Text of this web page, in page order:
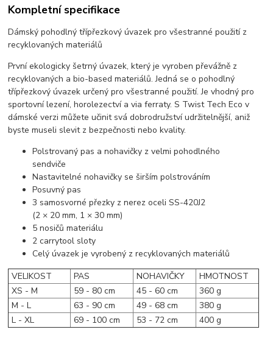
Kompletní specifikace
Dámský pohodlný třípřezkový úvazek pro všestranné použití z
recyklovaných materiálů
První ekologicky šetrný úvazek, který je vyroben převážně z
recyklovaných a bio-based materiálů. Jedná se o pohodlný
třípřezkový úvazek určený pro všestranné použití. Je vhodný pro
sportovní lezení, horolezectví a via ferraty. S Twist Tech Eco v
dámské verzi můžete učinit svá dobrodružství udržitelnější, aniž
byste museli slevit z bezpečnosti nebo kvality.
Polstrovaný pas a nohavičky z velmi pohodlného
sendviče
Nastavitelné nohavičky se širším polstrováním
Posuvný pas
3 samosvorné přezky z nerez oceli SS-420J2
(2 × 20 mm, 1 × 30 mm)
5 nosičů materiálu
2 carrytool sloty
Celý úvazek je vyrobený z recyklovaných materiálů
VELIKOST
PAS NOHAVIČKY
HMOTNOST
XS - M
59 - 80 cm 45 - 60 cm
360 g
M - L
63 - 90 cm 49 - 68 cm
380 g
L - XL
69 - 100 cm 53 - 72 cm 400 g